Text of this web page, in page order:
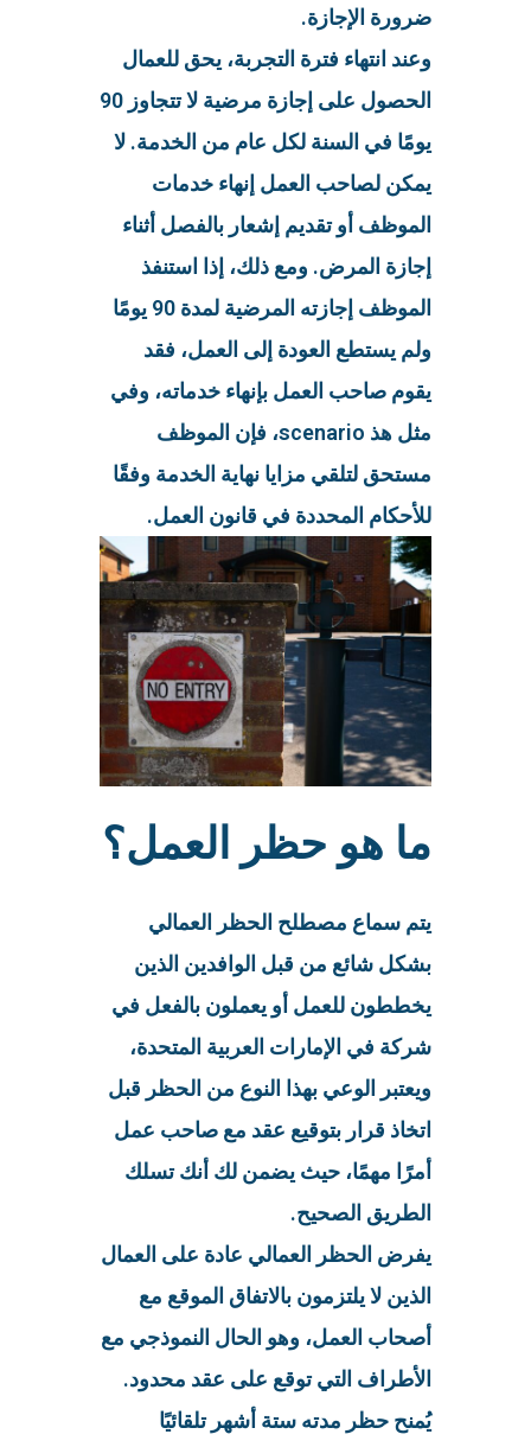
ضرورة الإجازة.
وعند انتهاء فترة التجربة، يحق للعمال
الحصول على إجازة مرضية لا تتجاوز 90
يومًا في السنة لكل عام من الخدمة. لا
يمكن لصاحب العمل إنهاء خدمات
الموظف أو تقديم إشعار بالفصل أثناء
إجازة المرض. ومع ذلك، إذا استنفذ
الموظف إجازته المرضية لمدة 90 يومًا
ولم يستطع العودة إلى العمل، فقد
يقوم صاحب العمل بإنهاء خدماته، وفي
مثل هذ scenario، فإن الموظف
مستحق لتلقي مزايا نهاية الخدمة وفقًا
للأحكام المحددة في قانون العمل.
ما هو حظر العمل؟
يتم سماع مصطلح الحظر العمالي
بشكل شائع من قبل الوافدين الذين
يخططون للعمل أو يعملون بالفعل في
شركة في الإمارات العربية المتحدة،
ويعتبر الوعي بهذا النوع من الحظر قبل
اتخاذ قرار بتوقيع عقد مع صاحب عمل
أمرًا مهمًا، حيث يضمن لك أنك تسلك
الطريق الصحيح.
يفرض الحظر العمالي عادة على العمال
الذين لا يلتزمون بالاتفاق الموقع مع
أصحاب العمل، وهو الحال النموذجي مع
الأطراف التي توقع على عقد محدود.
يُمنح حظر مدته ستة أشهر تلقائيًا